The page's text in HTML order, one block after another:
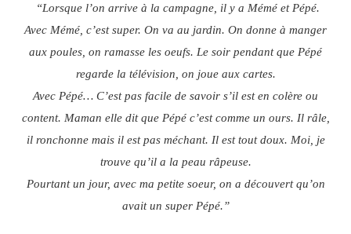
“Lorsque l’on arrive à la campagne, il y a Mémé et Pépé.
Avec Mémé, c’est super. On va au jardin. On donne à manger
aux poules, on ramasse les oeufs. Le soir pendant que Pépé
regarde la télévision, on joue aux cartes.
Avec Pépé… C’est pas facile de savoir s’il est en colère ou
content. Maman elle dit que Pépé c’est comme un ours. Il râle,
il ronchonne mais il est pas méchant. Il est tout doux. Moi, je
trouve qu’il a la peau râpeuse.
Pourtant un jour, avec ma petite soeur, on a découvert qu’on
avait un super Pépé.”